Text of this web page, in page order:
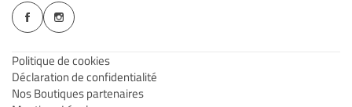
Politique de cookies
Déclaration de confidentialité
Nos Boutiques partenaires